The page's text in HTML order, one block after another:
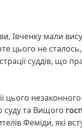
Івченку мали
цього не
суддів, що
цього
суду та Вищого
Феміди, які